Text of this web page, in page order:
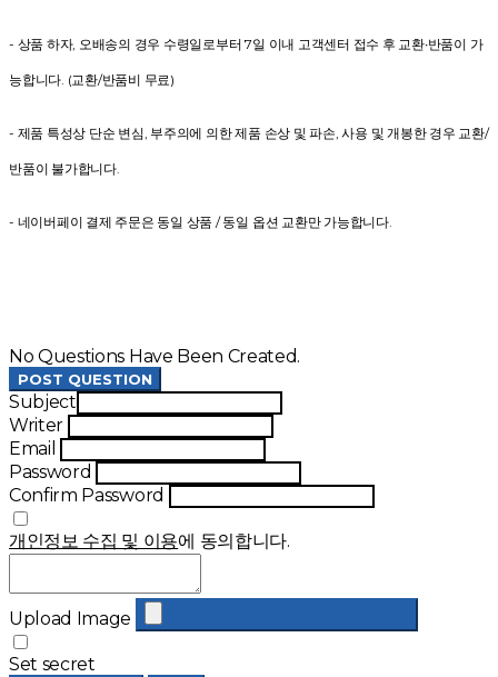
- 상품 하자, 오배송의 경우 수령일로부터 7일 이내 고객센터 접수 후 교환∙반품이 가
능합니다. (교환/반품비 무료)
- 제품 특성상 단순 변심, 부주의에 의한 제품 손상 및 파손, 사용 및 개봉한 경우 교환/
반품이 불가합니다.
- 네이버페이 결제 주문은 동일 상품 / 동일 옵션 교환만 가능합니다.
No Questions Have Been Created.
POST QUESTION
Subject
Writer
Email
Password
Confirm Password
개인정보 수집 및 이용에 동의합니다.
Upload Image
Set secret